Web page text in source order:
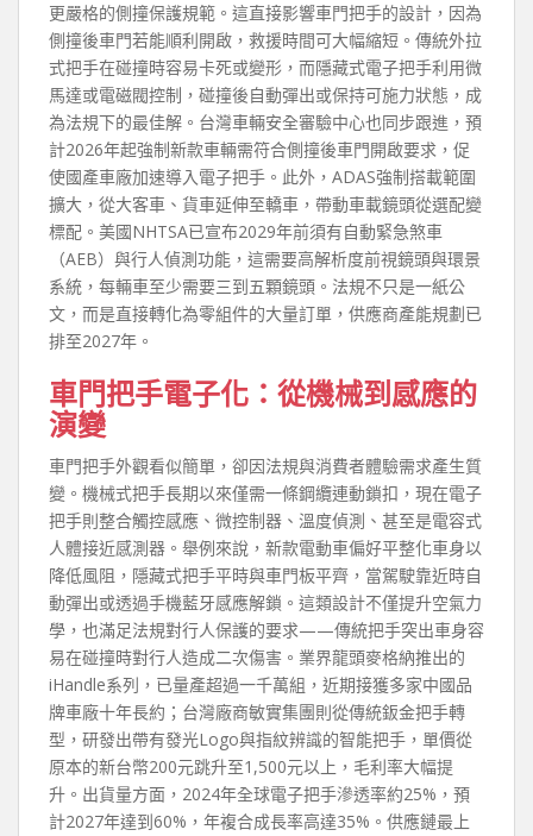
更嚴格的側撞保護規範。這直接影響車門把手的設計，因為
側撞後車門若能順利開啟，救援時間可大幅縮短。傳統外拉
式把手在碰撞時容易卡死或變形，而隱藏式電子把手利用微
馬達或電磁閥控制，碰撞後自動彈出或保持可施力狀態，成
為法規下的最佳解。台灣車輛安全審驗中心也同步跟進，預
計2026年起強制新款車輛需符合側撞後車門開啟要求，促
使國產車廠加速導入電子把手。此外，ADAS強制搭載範圍
擴大，從大客車、貨車延伸至轎車，帶動車載鏡頭從選配變
標配。美國NHTSA已宣布2029年前須有自動緊急煞車
（AEB）與行人偵測功能，這需要高解析度前視鏡頭與環景
系統，每輛車至少需要三到五顆鏡頭。法規不只是一紙公
文，而是直接轉化為零組件的大量訂單，供應商產能規劃已
排至2027年。
車門把手電子化：從機械到感應的
演變
車門把手外觀看似簡單，卻因法規與消費者體驗需求產生質
變。機械式把手長期以來僅需一條鋼纜連動鎖扣，現在電子
把手則整合觸控感應、微控制器、溫度偵測、甚至是電容式
人體接近感測器。舉例來說，新款電動車偏好平整化車身以
降低風阻，隱藏式把手平時與車門板平齊，當駕駛靠近時自
動彈出或透過手機藍牙感應解鎖。這類設計不僅提升空氣力
學，也滿足法規對行人保護的要求——傳統把手突出車身容
易在碰撞時對行人造成二次傷害。業界龍頭麥格納推出的
iHandle系列，已量產超過一千萬組，近期接獲多家中國品
牌車廠十年長約；台灣廠商敏實集團則從傳統鈑金把手轉
型，研發出帶有發光Logo與指紋辨識的智能把手，單價從
原本的新台幣200元跳升至1,500元以上，毛利率大幅提
升。出貨量方面，2024年全球電子把手滲透率約25%，預
計2027年達到60%，年複合成長率高達35%。供應鏈最上